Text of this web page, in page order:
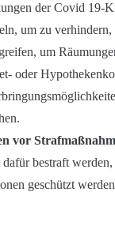
der Covid 19-
um zu
um
oder
vor
bestraft
geschützt